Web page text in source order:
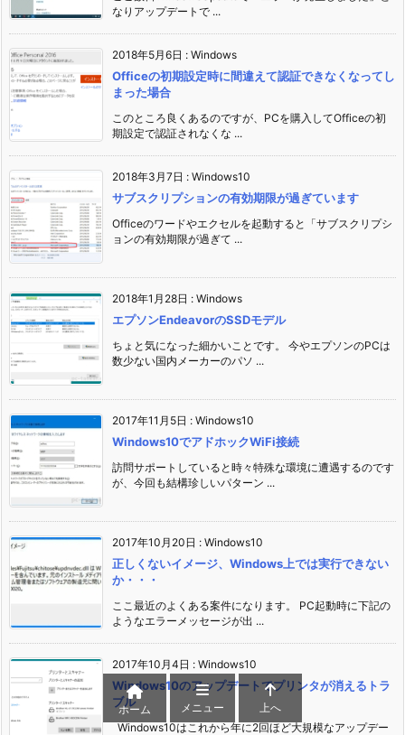
なりアップデートで ...
2018年5月6日 : Windows
Officeの初期設定時に間違えて認証できなくなってし
まった場合
このところ良くあるのですが、PCを購入してOfficeの初
期設定で認証されなくな ...
2018年3月7日 : Windows10
サブスクリプションの有効期限が過ぎています
Officeのワードやエクセルを起動すると「サブスクリプシ
ョンの有効期限が過ぎて ...
2018年1月28日 : Windows
エプソンEndeavorのSSDモデル
ちょと気になった細かいことです。 今やエプソンのPCは
数少ない国内メーカーのパソ ...
2017年11月5日 : Windows10
Windows10でアドホックWiFi接続
訪問サポートしていると時々特殊な環境に遭遇するのです
が、今回も結構珍しいパターン ...
2017年10月20日 : Windows10
正しくないイメージ、Windows上では実行できない
か・・・
ここ最近のよくある案件になります。 PC起動時に下記の
ようなエラーメッセージが出 ...
2017年10月4日 : Windows10
Windows10のアップデートでプリンタが消えるトラ
ブル
Windows10はこれから年に2回ほど大規模なアップデー
ホーム メニュー 上へ